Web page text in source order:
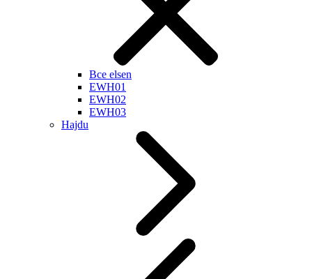
Все elsen
EWH01
EWH02
EWH03
Hajdu